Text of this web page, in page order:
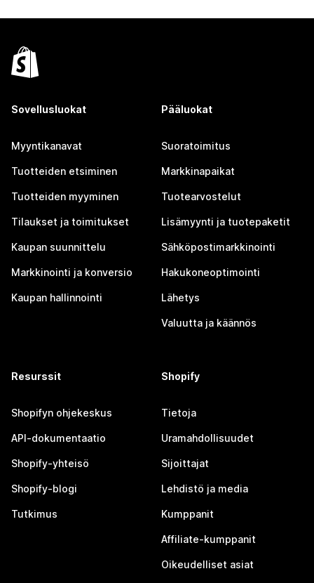
Sovellusluokat
Myyntikanavat
Tuotteiden etsiminen
Tuotteiden myyminen
Tilaukset ja toimitukset
Kaupan suunnittelu
Markkinointi ja konversio
Kaupan hallinnointi
Pääluokat
Suoratoimitus
Markkinapaikat
Tuotearvostelut
Lisämyynti ja tuotepaketit
Sähköpostimarkkinointi
Hakukoneoptimointi
Lähetys
Valuutta ja käännös
Resurssit
Shopifyn ohjekeskus
API-dokumentaatio
Shopify-yhteisö
Shopify-blogi
Tutkimus
Shopify
Tietoja
Uramahdollisuudet
Sijoittajat
Lehdistö ja media
Kumppanit
Affiliate-kumppanit
Oikeudelliset asiat